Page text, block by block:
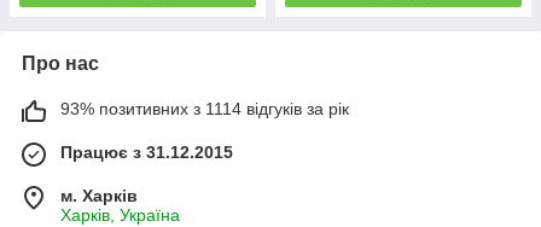
Про нас
93% позитивних з 1114 відгуків за рік
Працює з 31.12.2015
м. Харків
Харків, Україна